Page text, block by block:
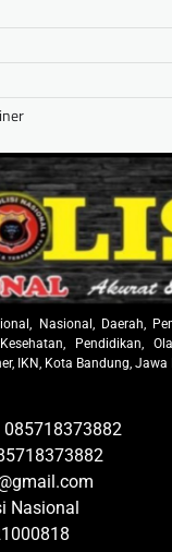
Nasional, Daerah,
Pendidikan,
IKN, Kota Bandung, Jawa
085718373882
Nasional